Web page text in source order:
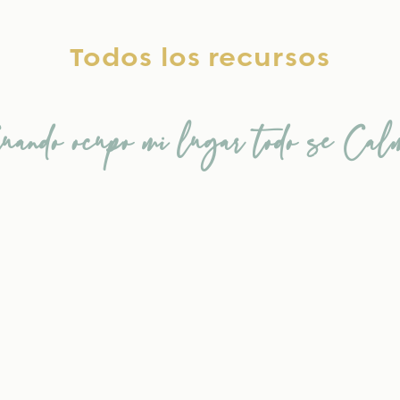
Todos los recursos
ocupo mi lugar todo se